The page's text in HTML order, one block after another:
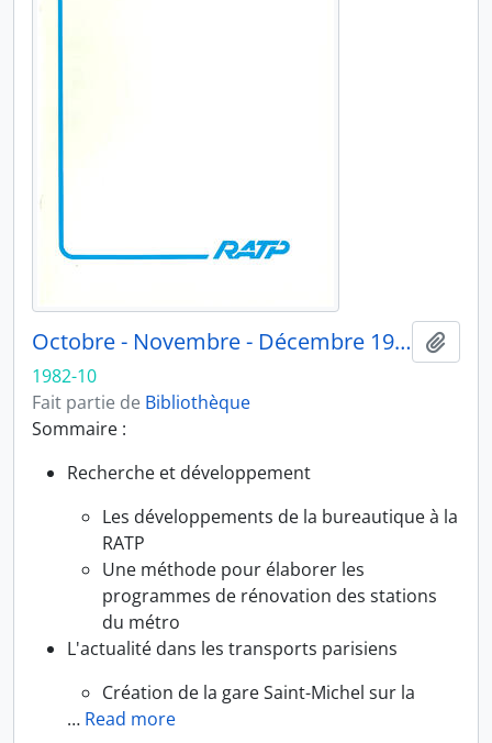
Octobre - Novembre - Décembre 1982
1982-10
Fait partie de Bibliothèque
Sommaire :
Recherche et développement
Les développements de la bureautique à la
RATP
Une méthode pour élaborer les
programmes de rénovation des stations
du métro
L'actualité dans les transports parisiens
Création de la gare Saint-Michel sur la
… Read more